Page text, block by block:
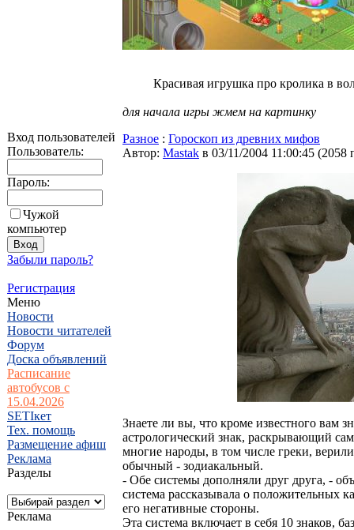
Вход пользователей
Пользователь:
Пароль:
Чужой
компьютер
Забыли пароль?
Регистрация
Меню
Новости
Новости читателей
Форум
Доска объявлений
Расписание
автобусов с
15.04.2026
SETIкет
Тех. помощь
Размещение афиш
Реклама
Разделы
Реклама
Красивая игрушка про кролика в
для начала игры жмем на картинку
Разное : Гороскоп из древних мифов
Автор: Мastak в 03/11/2004 11:00:45 (2058
Знаете ли вы, что кроме известного вам
астрологический знак, раскрывающий
многие народы, в том числе греки,
обычный - зодиакальный.
- Обе системы дополняли друг друга, -
система рассказывала о положительных
его негативные стороны.
Эта система включает в себя 10 знаков,